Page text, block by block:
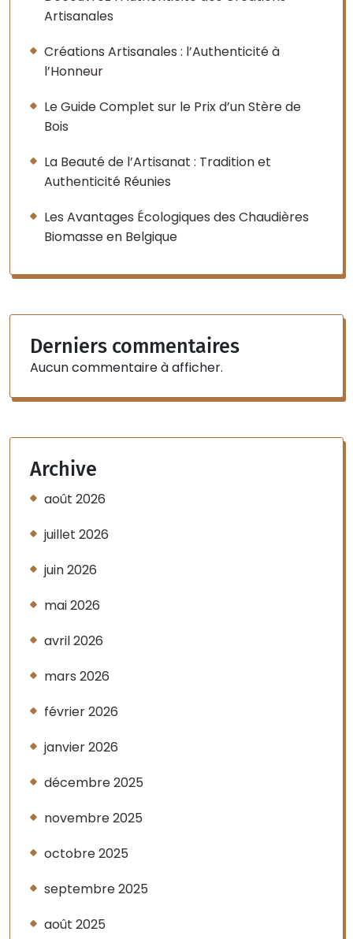
Artisanales
Créations Artisanales : l’Authenticité à
l’Honneur
Le Guide Complet sur le Prix d’un Stère de
Bois
La Beauté de l’Artisanat : Tradition et
Authenticité Réunies
Les Avantages Écologiques des Chaudières
Biomasse en Belgique
Derniers commentaires
Aucun commentaire à afficher.
Archive
août 2026
juillet 2026
juin 2026
mai 2026
avril 2026
mars 2026
février 2026
janvier 2026
décembre 2025
novembre 2025
octobre 2025
septembre 2025
août 2025